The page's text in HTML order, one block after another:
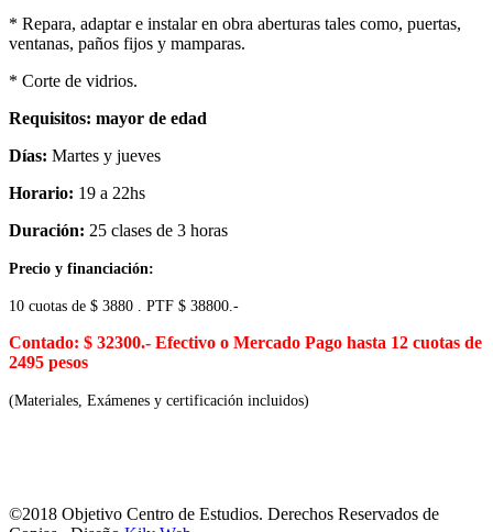
* Repara, adaptar e instalar en obra aberturas tales como, puertas,
ventanas, paños fijos y mamparas.
* Corte de vidrios.
Requisitos: mayor de edad
Días: Martes y jueves
Horario: 19 a 22hs
Duración: 25 clases de 3 horas
Precio y financiación:
10 cuotas de $ 3880 . PTF $ 38800.-
Contado: $ 32300.- Efectivo o Mercado Pago hasta 12 cuotas de
2495 pesos
(Materiales, Exámenes y certificación incluidos)
©2018 Objetivo Centro de Estudios. Derechos Reservados de